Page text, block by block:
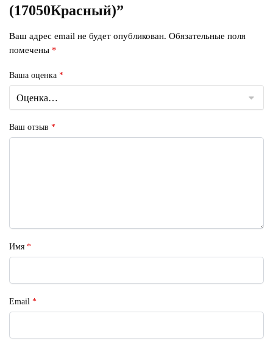
(17050Красный)”
Ваш адрес email не будет опубликован. Обязательные поля
помечены *
Ваша оценка *
Ваш отзыв *
Имя *
Email *